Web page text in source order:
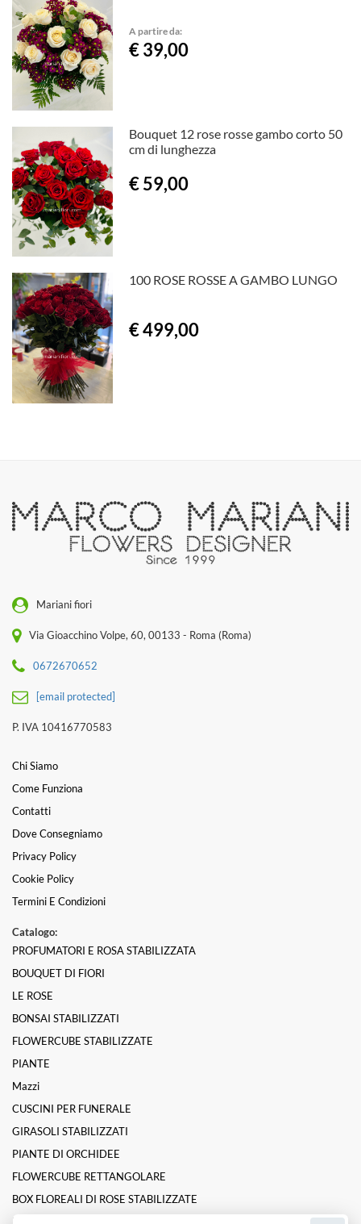
A partire da:
€ 39,00
Bouquet 12 rose rosse gambo corto 50
cm di lunghezza
€ 59,00
100 ROSE ROSSE A GAMBO LUNGO
€ 499,00
Mariani fiori
Via Gioacchino Volpe, 60, 00133 - Roma (Roma)
0672670652
[email protected]
P. IVA 10416770583
Chi Siamo
Come Funziona
Contatti
Dove Consegniamo
Privacy Policy
Cookie Policy
Termini E Condizioni
Catalogo:
PROFUMATORI E ROSA STABILIZZATA
BOUQUET DI FIORI
LE ROSE
BONSAI STABILIZZATI
FLOWERCUBE STABILIZZATE
PIANTE
Mazzi
CUSCINI PER FUNERALE
GIRASOLI STABILIZZATI
PIANTE DI ORCHIDEE
FLOWERCUBE RETTANGOLARE
BOX FLOREALI DI ROSE STABILIZZATE
ROSE INCANTATE STABILIZZATE